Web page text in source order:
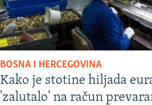
BOSNA I HERCEGOVINA
Kako je stotine hiljada
'zalutalo' na račun